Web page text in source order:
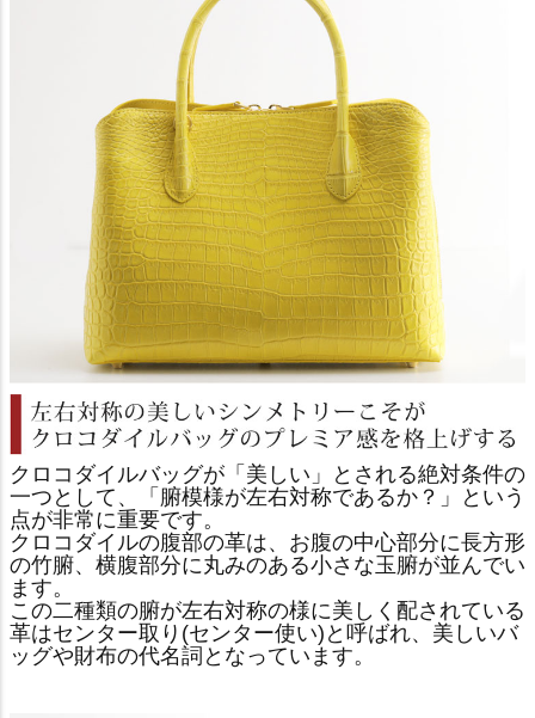
クロコダイルバッグが「美しい」とされる絶対条件の
一つとして、「腑模様が左右対称であるか？」という
点が非常に重要です。
クロコダイルの腹部の革は、お腹の中心部分に長方形
の竹腑、横腹部分に丸みのある小さな玉腑が並んでい
ます。
この二種類の腑が左右対称の様に美しく配されている
革はセンター取り(センター使い)と呼ばれ、美しいバ
ッグや財布の代名詞となっています。